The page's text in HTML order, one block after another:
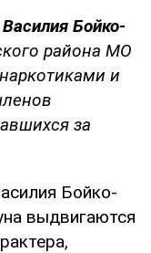
Василия Бойко-
района МО
и
за
Бойко-
выдвигаются